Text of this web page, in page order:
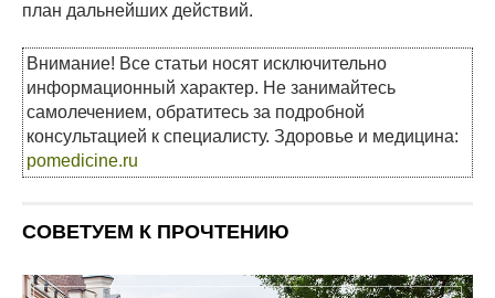
план дальнейших действий.
Внимание! Все статьи носят исключительно
информационный характер. Не занимайтесь
самолечением, обратитесь за подробной
консультацией к специалисту. Здоровье и медицина:
pomedicine.ru
СОВЕТУЕМ К ПРОЧТЕНИЮ